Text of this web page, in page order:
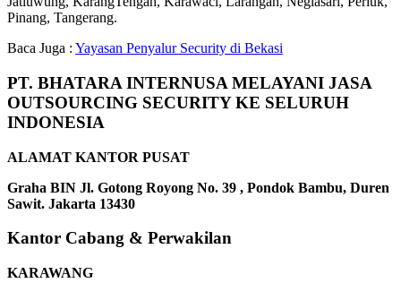
Pinang, Tangerang.
Baca Juga : Yayasan Penyalur Security di Bekasi
PT. BHATARA INTERNUSA MELAYANI JASA
OUTSOURCING SECURITY KE SELURUH
INDONESIA
ALAMAT KANTOR PUSAT
Graha BIN Jl. Gotong Royong No. 39 , Pondok Bambu, Duren
Sawit. Jakarta 13430
Kantor Cabang & Perwakilan
KARAWANG